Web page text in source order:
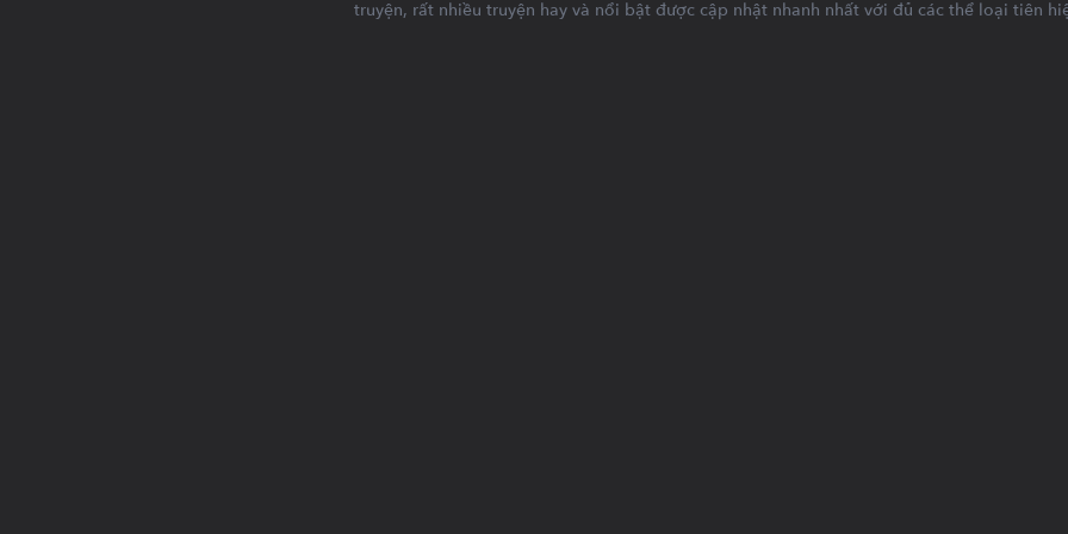
nhưng đến cuối cùng, khi thời đại hồng lưu cuồn cuộn ập
truyện, rất nhiều truyện hay và nổi bật được cập nhật nhanh nhất với đủ các thể loại tiên